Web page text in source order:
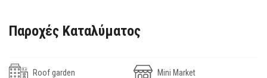
Παροχές Καταλύματος
Roof garden Mini Market